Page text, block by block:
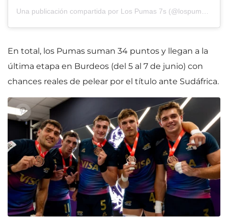
Una publicación compartida por Los Pumas 7s (@lospumas7s)
En total, los Pumas suman 34 puntos y llegan a la
última etapa en Burdeos (del 5 al 7 de junio) con
chances reales de pelear por el título ante Sudáfrica.